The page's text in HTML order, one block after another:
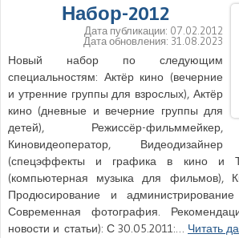
Набор-2012
Дата публикации: 07.02.2012
Дата обновления: 31.08.2023
Новый набор по следующим
специальностям: Актёр кино (вечерние
и утренние группы для взрослых), Актёр
кино (дневные и вечерние группы для
детей), Режиссёр-фильммейкер,
Киновидеоператор, Видеодизайнер
(спецэффекты и графика в кино и
(компьютерная музыка для фильмов),
Продюсирование и
Современная фотография.
новости и статьи): С 30.05.2011:… Читать